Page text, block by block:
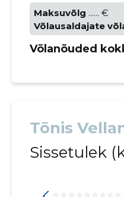
Maksuvõlg ...... €
Võlausaldajate
Võlanõuded
Tõnis
Sissetulek